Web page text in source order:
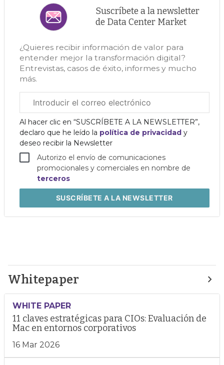
Suscríbete a la newsletter
de Data Center Market
¿Quieres recibir información de valor para
entender mejor la transformación digital?
Entrevistas, casos de éxito, informes y mucho
más.
electrónico
corporativo
Al hacer clic en “SUSCRÍBETE A LA NEWSLETTER”,
declaro que he leído la política de privacidad y
deseo recibir la Newsletter
Autorizo el envío de comunicaciones
promocionales y comerciales en nombre de
terceros
SUSCRÍBETEA LA NEWSLETTER
Whitepaper
WHITE PAPER
11 claves estratégicas para CIOs: Evaluación de
Mac en entornos corporativos
16 Mar 2026